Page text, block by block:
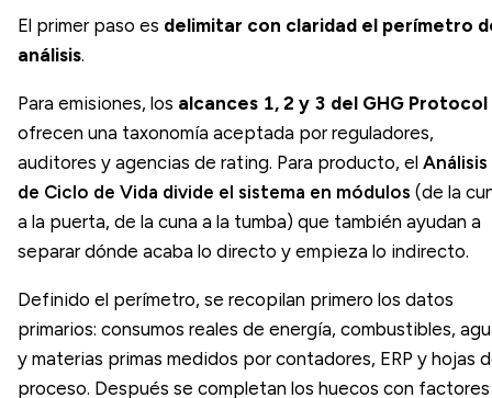
El primer paso es delimitar con claridad el perímetro
análisis.
Para emisiones, los alcances 1, 2 y 3 del GHG Protocol
ofrecen una taxonomía aceptada por reguladores,
auditores y agencias de rating. Para producto, el Análisis
de Ciclo de Vida divide el sistema en módulos (de la
a la puerta, de la cuna a la tumba) que también ayudan a
separar dónde acaba lo directo y empieza lo indirecto.
Definido el perímetro, se recopilan primero los datos
primarios: consumos reales de energía, combustibles,
y materias primas medidos por contadores, ERP y hojas
proceso. Después se completan los huecos con factores